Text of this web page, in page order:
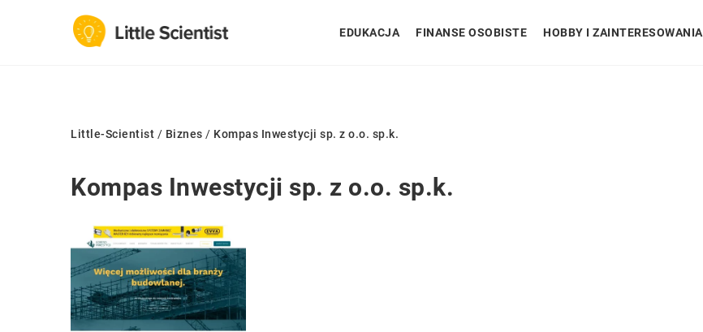
EDUKACJA FINANSE OSOBISTE HOBBY I ZAINTERESOWANIA
Little-Scientist / Biznes / Kompas Inwestycji sp. z o.o. sp.k.
Kompas Inwestycji sp. z o.o. sp.k.